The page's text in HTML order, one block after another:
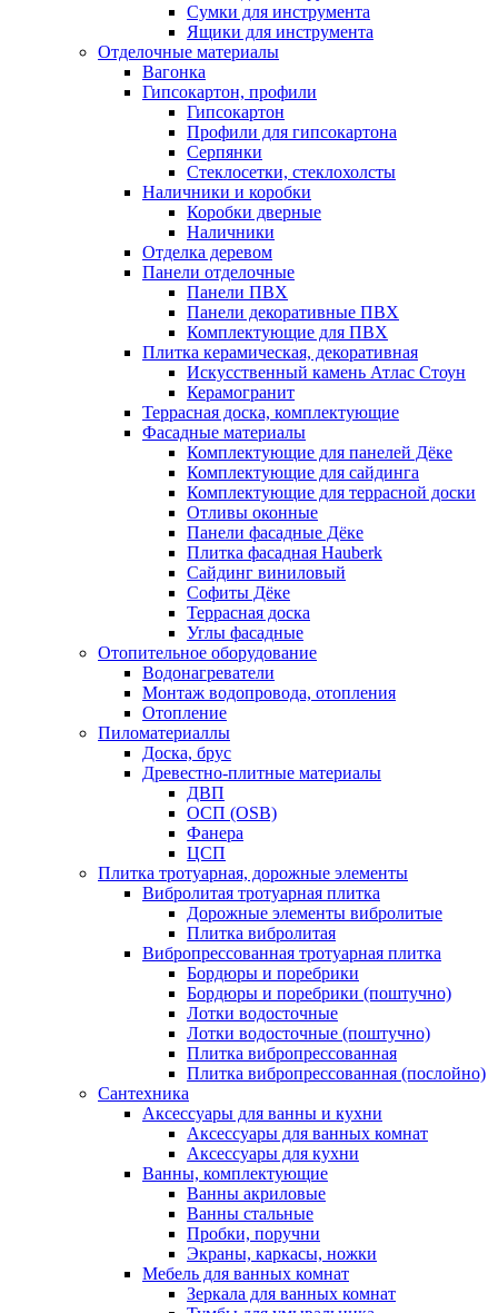
Сумки для инструмента
Ящики для инструмента
Отделочные материалы
Вагонка
Гипсокартон, профили
Гипсокартон
Профили для гипсокартона
Серпянки
Стеклосетки, стеклохолсты
Наличники и коробки
Коробки дверные
Наличники
Отделка деревом
Панели отделочные
Панели ПВХ
Панели декоративные ПВХ
Комплектующие для ПВХ
Плитка керамическая, декоративная
Искусственный камень Атлас Стоун
Керамогранит
Террасная доска, комплектующие
Фасадные материалы
Комплектующие для панелей Дёке
Комплектующие для сайдинга
Комплектующие для террасной доски
Отливы оконные
Панели фасадные Дёке
Плитка фасадная Hauberk
Сайдинг виниловый
Софиты Дёке
Террасная доска
Углы фасадные
Отопительное оборудование
Водонагреватели
Монтаж водопровода, отопления
Отопление
Пиломатериаллы
Доска, брус
Древестно-плитные материалы
ДВП
ОСП (OSB)
Фанера
ЦСП
Плитка тротуарная, дорожные элементы
Вибролитая тротуарная плитка
Дорожные элементы вибролитые
Плитка вибролитая
Вибропрессованная тротуарная плитка
Бордюры и поребрики
Бордюры и поребрики (поштучно)
Лотки водосточные
Лотки водосточные (поштучно)
Плитка вибропрессованная
Плитка вибропрессованная (послойно)
Сантехника
Аксессуары для ванны и кухни
Аксессуары для ванных комнат
Аксессуары для кухни
Ванны, комплектующие
Ванны акриловые
Ванны стальные
Пробки, поручни
Экраны, каркасы, ножки
Мебель для ванных комнат
Зеркала для ванных комнат